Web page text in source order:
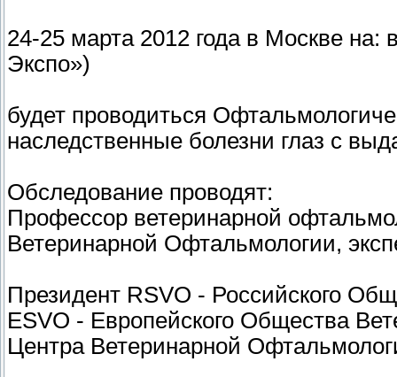
24-25 марта 2012 года в Москве на:
Экспо»)
будет проводиться
наследственные болезни глаз
Обследование проводят:
Профессор ветеринарной
Ветеринарной Офтальмологии,
Президент RSVO - Российского
ESVO - Европейского Общества
Центра Ветеринарной